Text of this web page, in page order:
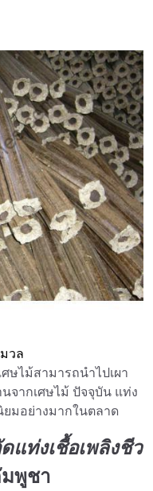
วล
ษไม้สามารถนำไปเผา
นจากเศษไม้ ปัจจุบัน แท่ง
ยมอย่างมากในตลาด
แท่งเชื้อเพลิงชีว
พูชา